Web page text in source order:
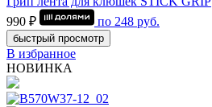
990 ₽
по 248 руб.
быстрый просмотр
В избранное
НОВИНКА